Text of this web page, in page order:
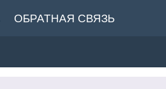
ОБРАТНАЯ СВЯЗЬ